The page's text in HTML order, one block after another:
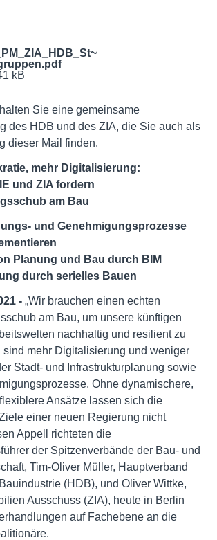
kB
Sie eine gemeinsame
des HDB und des ZIA, die Sie auch als
dieser Mail finden.
mehr Digitalisierung:
und ZIA fordern
am Bau
und Genehmigungsprozesse
Planung und Bau durch BIM
durch serielles Bauen
- „Wir brauchen einen echten
am Bau, um unsere künftigen
nachhaltig und resilient zu
sind mehr Digitalisierung und weniger
Stadt- und Infrastrukturplanung sowie
Ohne dynamischere,
Ansätze lassen sich die
einer neuen Regierung nicht
Appell richteten die
der Spitzenverbände der Bau- und
Tim-Oliver Müller, Hauptverband
(HDB), und Oliver Wittke,
Ausschuss (ZIA), heute in Berlin
auf Fachebene an die